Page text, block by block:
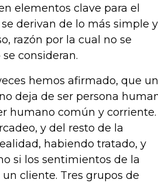
elementos clave para el
derivan de lo más simple y
razón por la cual no se
consideran.
hemos afirmado, que un
deja de ser persona
humano común y corriente.
y del resto de la
habiendo tratado, y
si los sentimientos de la
cliente. Tres grupos de